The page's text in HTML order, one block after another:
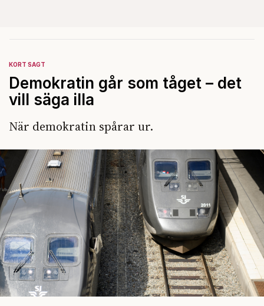
KORT SAGT
Demokratin går som tåget – det
vill säga illa
När demokratin spårar ur.